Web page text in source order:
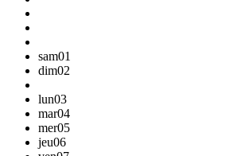
sam01
dim02
lun03
mar04
mer05
jeu06